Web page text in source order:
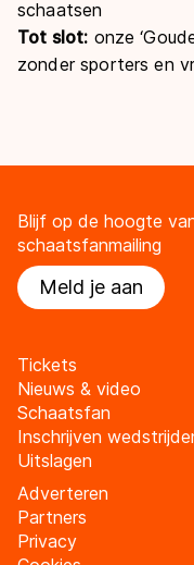
schaatsen
Tot slot: onze
zonder sporters en
Blijf op de hoogte
schaatsfanmailing
Meld je aan
Tickets
Nieuws & video
Schaatsfan
Inschrijven
Uitslagen
Adverteren
Partners
Privacy